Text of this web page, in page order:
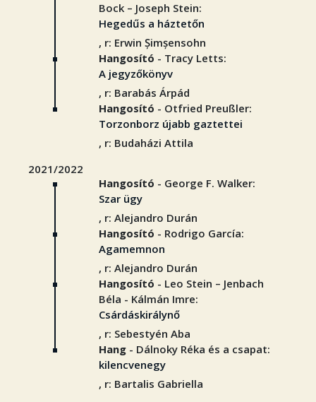
Bock – Joseph Stein:
Hegedűs a háztetőn
, r: Erwin Șimșensohn
Hangosító - Tracy Letts:
A jegyzőkönyv
, r: Barabás Árpád
Hangosító - Otfried Preußler:
Torzonborz újabb gaztettei
, r: Budaházi Attila
2021/2022
Hangosító - George F. Walker:
Szar ügy
, r: Alejandro Durán
Hangosító - Rodrigo García:
Agamemnon
, r: Alejandro Durán
Hangosító - Leo Stein – Jenbach
Béla - Kálmán Imre:
Csárdáskirálynő
, r: Sebestyén Aba
Hang - Dálnoky Réka és a csapat:
kilencvenegy
, r: Bartalis Gabriella